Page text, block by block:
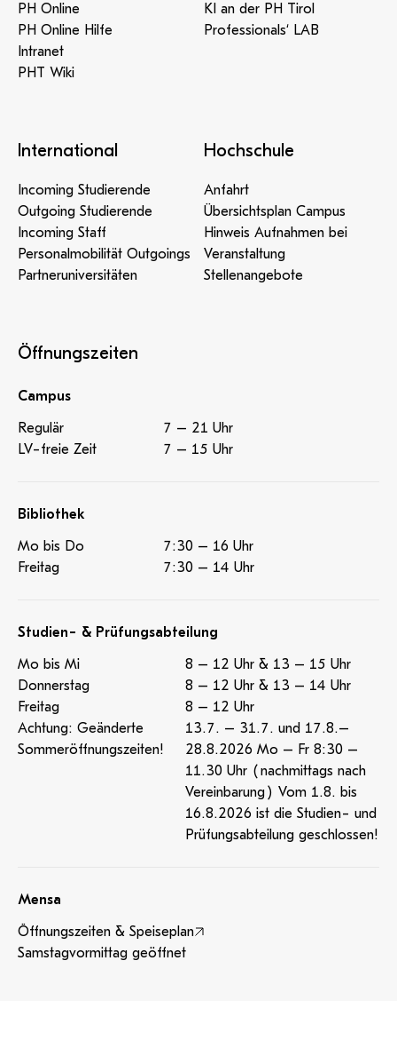
PH Online
PH Online Hilfe
Intranet
PHT Wiki
KI an der PH Tirol
Professionals‘ LAB
International
Incoming Studierende
Outgoing Studierende
Incoming Staff
Personalmobilität Outgoings
Partneruniversitäten
Hochschule
Anfahrt
Übersichtsplan Campus
Hinweis Aufnahmen bei
Veranstaltung
Stellenangebote
Öffnungszeiten
Campus
Regulär
7 – 21 Uhr
LV-freie Zeit
7 – 15 Uhr
Bibliothek
Mo bis Do
7:30 – 16 Uhr
Freitag
7:30 – 14 Uhr
Studien- & Prüfungsabteilung
Mo bis Mi
8 – 12 Uhr & 13 – 15 Uhr
Donnerstag
8 – 12 Uhr & 13 – 14 Uhr
Freitag
8 – 12 Uhr
Achtung: Geänderte
Sommeröffnungszeiten!
13.7. – 31.7. und 17.8.–
28.8.2026 Mo – Fr 8:30 –
11.30 Uhr (nachmittags nach
Vereinbarung) Vom 1.8. bis
16.8.2026 ist die Studien- und
Prüfungsabteilung geschlossen!
Mensa
Öffnungszeiten & Speiseplan
Samstagvormittag geöffnet